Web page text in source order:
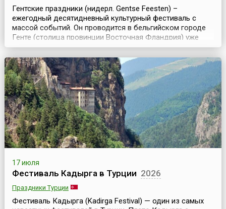
Гентские праздники (нидерл. Gentse Feesten) –
ежегодный десятидневный культурный фестиваль с
массой событий. Он проводится в бельгийском городе
Генте (столица провинции Восточная Фландрия) уже
более 160 лет и считается одним из самых крупных и
интересных в Европе. Программа включает бесплатные
музыкальные выступления, открытые уроки танцев,
выступления уличных театров и многое другое.
Действие...
17 июля
Фестиваль Кадырга в Турции 2026
Праздники Турции
Фестиваль Кадырга (Kadirga Festival) — один из самых